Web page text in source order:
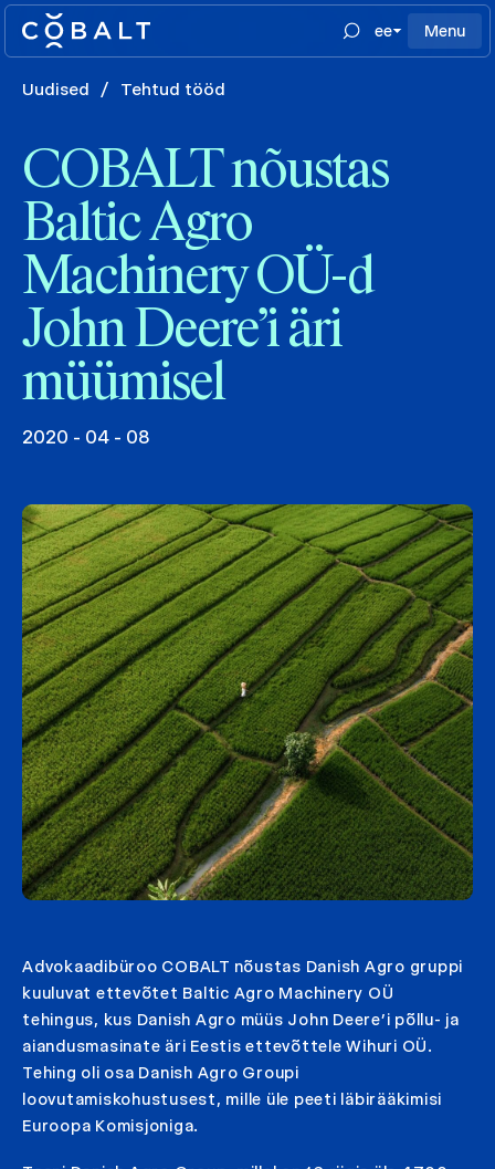
ee Menu
Uudised / Tehtud tööd
COBALT nõustas
Baltic Agro
Machinery OÜ-d
John Deere’i äri
müümisel
2020 - 04 - 08
Advokaadibüroo COBALT nõustas Danish Agro gruppi
kuuluvat ettevõtet Baltic Agro Machinery OÜ
tehingus, kus Danish Agro müüs John Deere’i põllu- ja
aiandusmasinate äri Eestis ettevõttele Wihuri OÜ.
Tehing oli osa Danish Agro Groupi
loovutamiskohustusest, mille üle peeti läbirääkimisi
Euroopa Komisjoniga.